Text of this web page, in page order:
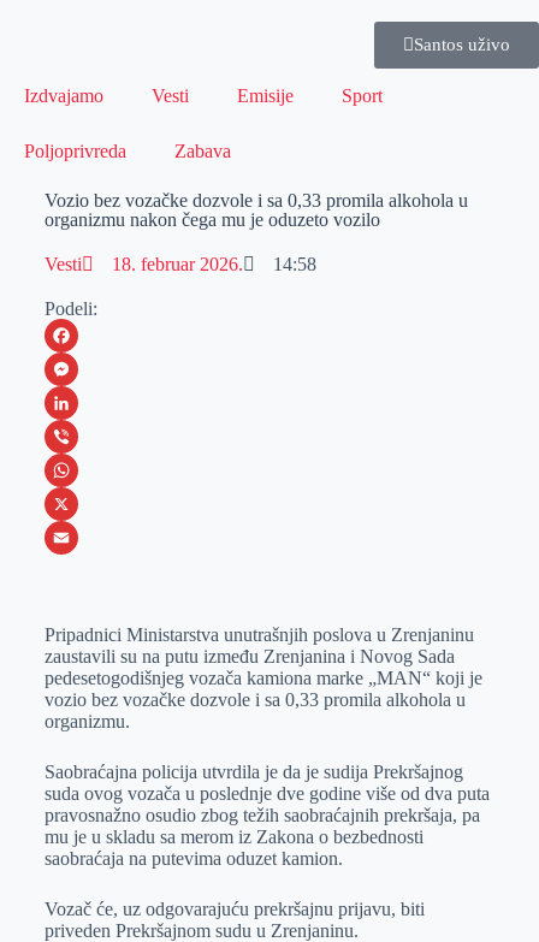
Santos uživo
Izdvajamo Vesti Emisije Sport
Poljoprivreda Zabava
Vozio bez vozačke dozvole i sa 0,33 promila alkohola u
organizmu nakon čega mu je oduzeto vozilo
Vesti 18. februar 2026. 14:58
Podeli:
F
a
c
e
b
o
M
e
s
s
e
e
r
L
i
n
k
I
n
V
i
b
W
h
s
A
p
X
a
i
l
Pripadnici Ministarstva unutrašnjih poslova u Zrenjaninu
zaustavili su na putu između Zrenjanina i Novog Sada
pedesetogodišnjeg vozača kamiona marke „MAN“ koji je
vozio bez vozačke dozvole i sa 0,33 promila alkohola u
organizmu.
Saobraćajna policija utvrdila je da je sudija Prekršajnog
suda ovog vozača u poslednje dve godine više od dva puta
pravosnažno osudio zbog težih saobraćajnih prekršaja, pa
mu je u skladu sa merom iz Zakona o bezbednosti
saobraćaja na putevima oduzet kamion.
Vozač će, uz odgovarajuću prekršajnu prijavu, biti
priveden Prekršajnom sudu u Zrenjaninu.